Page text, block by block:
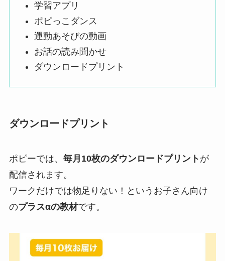
学習アプリ
ポピっこダンス
運動あそびの動画
お話の読み聞かせ
ダウンロードプリント
ダウンロードプリント
ポピーでは、 毎月10枚のダウンロードプリント が
配信されます。
ワークだけでは物足りない！というお子さん向け
のプラスαの教材です。